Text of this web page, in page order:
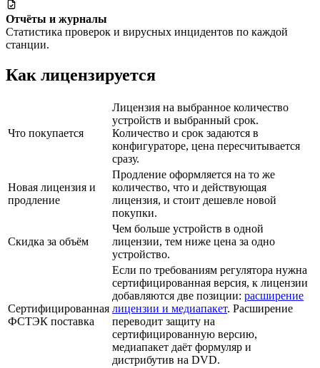
Отчёты и журналы
Статистика проверок и вирусных инцидентов по каждой
станции.
Как лицензируется
Что покупается
Лицензия на выбранное количество
устройств и выбранный срок.
Количество и срок задаются в
конфигураторе, цена пересчитывается
сразу.
Новая лицензия и
продление
Продление оформляется на то же
количество, что и действующая
лицензия, и стоит дешевле новой
покупки.
Скидка за объём
Чем больше устройств в одной
лицензии, тем ниже цена за одно
устройство.
Сертифицированная
ФСТЭК поставка
Если по требованиям регулятора нужна
сертифицированная версия, к лицензии
добавляются две позиции: расширение
лицензии и медиапакет. Расширение
переводит защиту на
сертифицированную версию,
медиапакет даёт формуляр и
дистрибутив на DVD.